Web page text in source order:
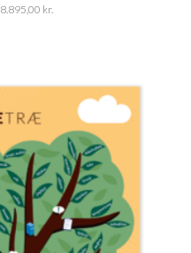
8.895,00 kr.